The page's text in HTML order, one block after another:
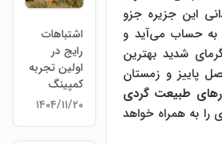
این جزیره جزو
به حساب می‌آید و
شدید بهترین
پاییز و زمستان
طبیعت گردی
را به همراه خواهد
اشتباهات
رایج در
اولین تجربه
کمپینگ
۱۴۰۴/۱۱/۲۰